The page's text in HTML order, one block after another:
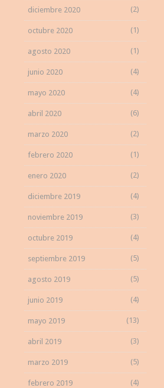
diciembre 2020 (2)
octubre 2020 (1)
agosto 2020 (1)
junio 2020 (4)
mayo 2020 (4)
abril 2020 (6)
marzo 2020 (2)
febrero 2020 (1)
enero 2020 (2)
diciembre 2019 (4)
noviembre 2019 (3)
octubre 2019 (4)
septiembre 2019 (5)
agosto 2019 (5)
junio 2019 (4)
mayo 2019 (13)
abril 2019 (3)
marzo 2019 (5)
febrero 2019 (4)